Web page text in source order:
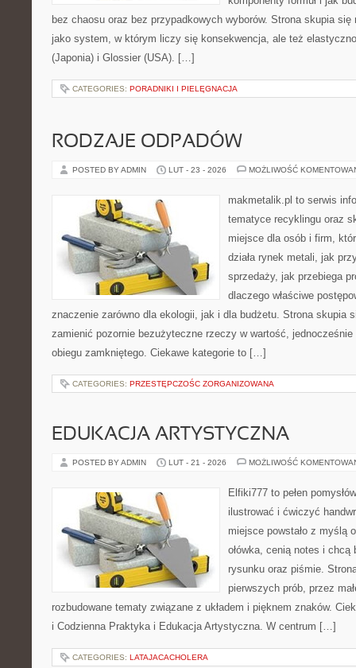
bez chaosu oraz bez przypadkowych wyborów. Strona skupia się
jako system, w którym liczy się konsekwencja, ale też
(Japonia) i Glossier (USA). […]
CATEGORIES: PORADNIKI I PIELĘGNACJA
RODZAJE ODPADÓW
POSTED BY ADMIN LUT - 23 - 2026 MOŻLIWOŚĆ
makmetalik.pl to serwis
tematyce recyklingu oraz
miejsce dla osób i firm,
działa rynek metali, jak
sprzedaży, jak przebiega
dlaczego właściwe
znaczenie zarówno dla ekologii, jak i dla budżetu. Strona skupia
zamienić pozornie bezużyteczne rzeczy w wartość, jednocześnie
obiegu zamkniętego. Ciekawe kategorie to […]
CATEGORIES: PRZESTĘPCZOŚC ZORGANIZOWANA
EDUKACJA ARTYSTYCZNA
POSTED BY ADMIN LUT - 21 - 2026 MOŻLIWOŚĆ
Elfiki777 to pełen
ilustrować i ćwiczyć
miejsce powstało z myślą
ołówka, cenią notes i chcą
rysunku oraz piśmie.
pierwszych prób, przez
rozbudowane tematy związane z układem i pięknem znaków.
i Codzienna Praktyka i Edukacja Artystyczna. W centrum […]
CATEGORIES: LATAJACACHOLERA